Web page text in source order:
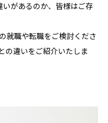
があるのか、皆様はご存
就職や転職をご検討くださ
の違いをご紹介いたしま